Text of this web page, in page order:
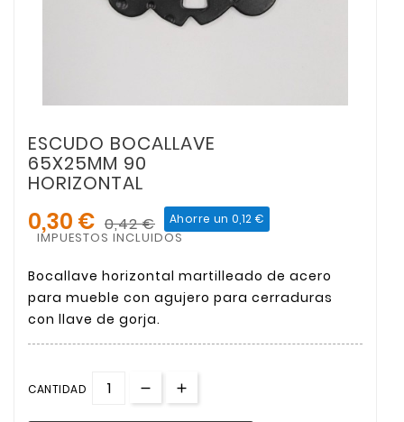
ESCUDO BOCALLAVE
65X25MM 90
HORIZONTAL
0,30 € 0,42 € Ahorre un 0,12 €
IMPUESTOS INCLUIDOS
Bocallave horizontal martilleado de acero
para mueble con agujero para cerraduras
con llave de gorja.
CANTIDAD